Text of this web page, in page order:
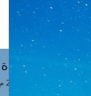
الهاتفية
الصَّـــلاة
· 09 أغسطس 2026 م